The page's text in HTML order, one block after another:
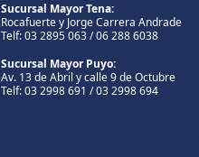
Sucursal Mayor Tena:
Rocafuerte y Jorge Carrera Andrade
Telf: 03 2895 063 / 06 288 6038
Sucursal Mayor Puyo:
Av. 13 de Abril y calle 9 de Octubre
Telf: 03 2998 691 / 03 2998 694